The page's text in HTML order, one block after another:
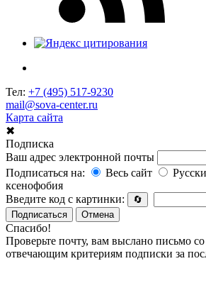
Тел: +7 (495) 517-9230
mail@sova-center.ru
Карта сайта
✖
Подписка
Ваш адрес электронной почты
Подписаться на:
Весь сайт
ксенофобия
Введите код с картинки:
🔄
Подписаться
Отмена
Спасибо!
Проверьте почту, вам выслано письмо со
отвечающим критериям подписки за